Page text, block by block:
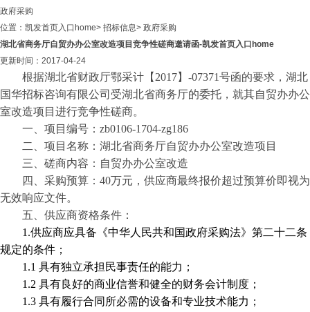
政府采购
位置： 凯发首页入口home> 招标信息> 政府采购
湖北省商务厅自贸办办公室改造项目竞争性磋商邀请函-凯发首页入口home
更新时间：2017-04-24
根据湖北省财政厅鄂采计【 2017】 -07371号函的要求，湖北
国华招标咨询有限公司受湖北省商务厅的委托，就其自贸办办公
室改造项目进行竞争性磋商。
一、项目编号： zb0106-1704-zg186
二、项目名称： 湖北省商务厅自贸办办公室改造项目
三、磋商内容： 自贸办办公室改造
四、采购预算： 40万元，供应商最终报价超过预算价即视为
无效响应文件。
五、供应商资格条件：
1.供应商应具备《中华人民共和国政府采购法》第二十二条
规定的条件；
1.1 具有独立承担民事责任的能力；
1.2 具有良好的商业信誉和健全的财务会计制度；
1.3 具有履行合同所必需的设备和专业技术能力；